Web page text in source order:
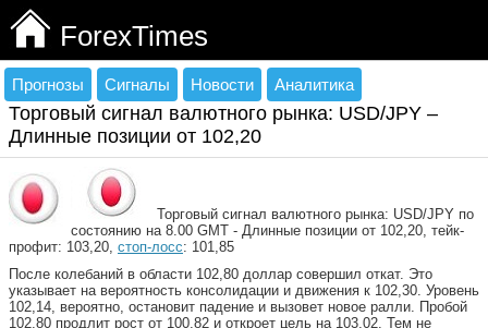
ForexTimes
Прогнозы Сигналы Новости Аналитика
Торговый сигнал валютного рынка: USD/JPY –
Длинные позиции от 102,20
Торговый сигнал валютного рынка: USD/JPY по
состоянию на 8.00 GMT - Длинные позиции от 102,20, тейк-
профит: 103,20, стоп-лосс: 101,85
После колебаний в области 102,80 доллар совершил откат. Это
указывает на вероятность консолидации и движения к 102,30. Уровень
102,14, вероятно, остановит падение и вызовет новое ралли. Пробой
102,80 продлит рост от 100,82 и откроет цель на 103,02. Тем не